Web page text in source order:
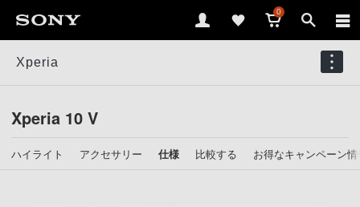
0
Xperia
Xperia 10 V
ハイライト アクセサリー 仕様 比較する お得なキャンペーン